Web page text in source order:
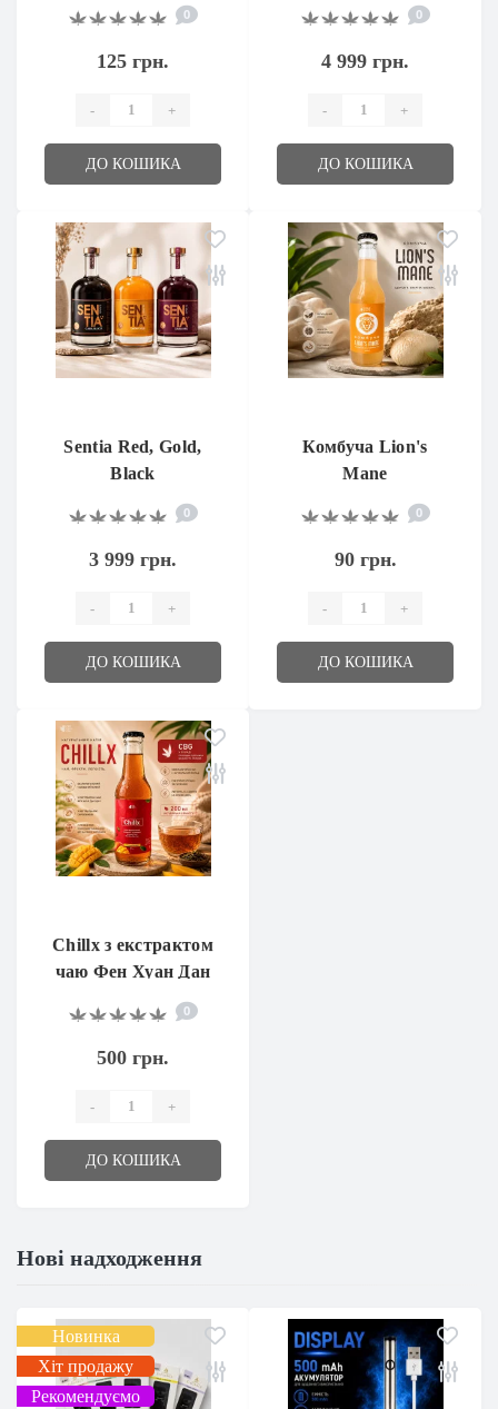
0
125 грн.
- +
ДО КОШИКА
0
4 999 грн.
- +
ДО КОШИКА
Sentia Red, Gold,
Black
0
3 999 грн.
- +
ДО КОШИКА
Комбуча Lion's
Mane
0
90 грн.
- +
ДО КОШИКА
Chillx з екстрактом
чаю Фен Хуан Дан
Цун та CBG
0
500 грн.
- +
ДО КОШИКА
Нові надходження
Новинка
Хіт продажу
Рекомендуємо